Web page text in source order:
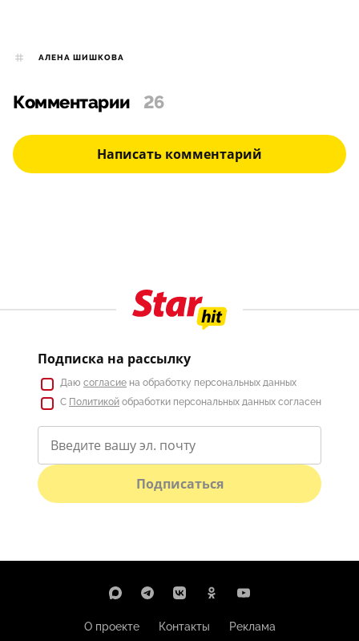
АЛЕНА ШИШКОВА
Комментарии 26
Написать комментарий
Подписка на рассылку
Даю согласие на обработку персональных данных
С Политикой обработки персональных данных согласен
Подписаться
О проекте Контакты
Реклама